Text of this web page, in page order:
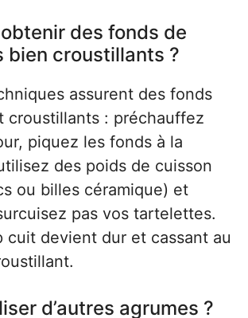
des fonds de
croustillants ?
assurent des fonds
croustillants : préchauffez
piquez les fonds à la
des poids de cuisson
ou billes céramique) et
pas vos tartelettes.
cuit devient dur et cassant au
d’autres agrumes ?